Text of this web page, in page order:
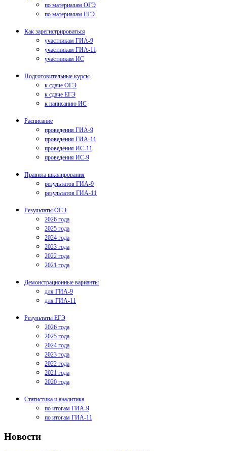
по материалам ОГЭ
по материалам ЕГЭ
Как зарегистрироваться
участникам ГИА-9
участникам ГИА-11
участникам ИС
Подготовительные курсы
к сдаче ОГЭ
к сдаче ЕГЭ
к написанию ИС
Расписание
проведения ГИА-9
проведения ГИА-11
проведения ИС-11
проведения ИС-9
Правила шкалирования
результатов ГИА-9
результатов ГИА-11
Результаты ОГЭ
2026 года
2025 года
2024 года
2023 года
2022 года
2021 года
Демонстрационные варианты
для ГИА-9
для ГИА-11
Результаты ЕГЭ
2026 года
2025 года
2024 года
2023 года
2022 года
2021 года
2020 года
Статистика и аналитика
по итогам ГИА-9
по итогам ГИА-11
Новости